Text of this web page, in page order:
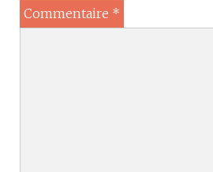
Commentaire *